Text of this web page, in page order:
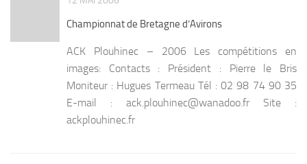
Championnat de Bretagne d’Avirons
ACK Plouhinec – 2006 Les compétitions en
images: Contacts : Président : Pierre le Bris
Moniteur : Hugues Termeau Tél : 02 98 74 90 35
E-mail : ack.plouhinec@wanadoo.fr Site :
ackplouhinec.fr